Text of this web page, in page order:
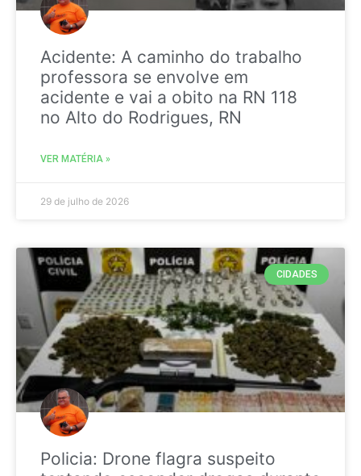
Acidente: A caminho do trabalho
professora se envolve em
acidente e vai a obito na RN 118
no Alto do Rodrigues, RN
VER MATÉRIA »
29 de julho de 2026
CIDADES
Policia: Drone flagra suspeito